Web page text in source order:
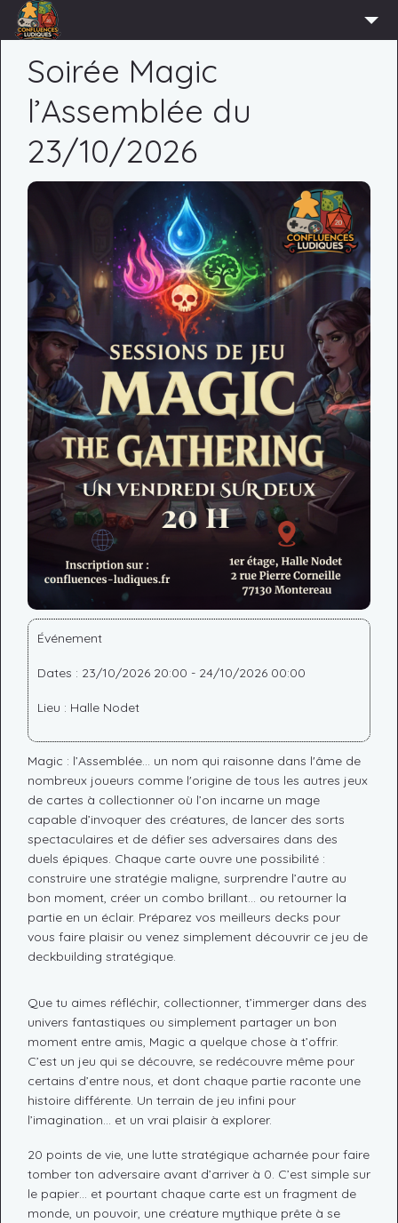
ADHÉRER
AGENDA
ACTUS
PARTENAIRES
PRESSE
CONTACT
CONNEXION
Soirée Magic
l’Assemblée du
23/10/2026
Événement
Dates : 23/10/2026 20:00 - 24/10/2026 00:00
Lieu : Halle Nodet
Magic : l’Assemblée... un nom qui raisonne dans l'âme de
nombreux joueurs comme l'origine de tous les autres jeux
de cartes à collectionner où l’on incarne un mage
capable d’invoquer des créatures, de lancer des sorts
spectaculaires et de défier ses adversaires dans des
duels épiques. Chaque carte ouvre une possibilité :
construire une stratégie maligne, surprendre l’autre au
bon moment, créer un combo brillant… ou retourner la
partie en un éclair. Préparez vos meilleurs decks pour
vous faire plaisir ou venez simplement découvrir ce jeu de
deckbuilding stratégique.
Que tu aimes réfléchir, collectionner, t’immerger dans des
univers fantastiques ou simplement partager un bon
moment entre amis, Magic a quelque chose à t’offrir.
C’est un jeu qui se découvre, se redécouvre même pour
certains d’entre nous, et dont chaque partie raconte une
histoire différente. Un terrain de jeu infini pour
l’imagination… et un vrai plaisir à explorer.
20 points de vie, une lutte stratégique acharnée pour faire
tomber ton adversaire avant d’arriver à 0. C’est simple sur
le papier… et pourtant chaque carte est un fragment de
monde, un pouvoir, une créature mythique prête à se